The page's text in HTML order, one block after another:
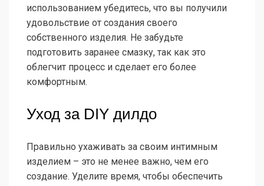
использованием убедитесь, что вы получили
удовольствие от создания своего
собственного изделия. Не забудьте
подготовить заранее смазку, так как это
облегчит процесс и сделает его более
комфортным.
Уход за DIY дилдо
Правильно ухаживать за своим интимным
изделием – это не менее важно, чем его
создание. Уделите время, чтобы обеспечить